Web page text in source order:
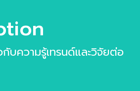
กร ประกอบไปด้วย การบรรยายแบบ
ทั้ง 10 เทรนด์ FoodTrend
นด์ที่เป็นโจทย์ของธุรกิจ Trend
การประยุกต์เทรนด์สู่ไอเดียแห่ง
ติดต่อสอบถามเพิ่ม
บความรู้เทรนด์และวิจัยต่อ